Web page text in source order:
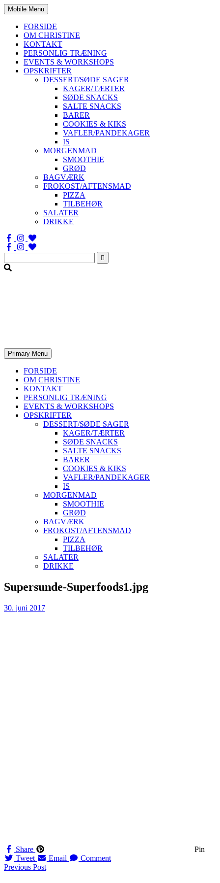
Mobile Menu
FORSIDE
OM CHRISTINE
KONTAKT
PERSONLIG TRÆNING
EVENTS & WORKSHOPS
OPSKRIFTER
DESSERT/SØDE SAGER
KAGER/TÆRTER
SØDE SNACKS
SALTE SNACKS
BARER
COOKIES & KIKS
VAFLER/PANDEKAGER
IS
MORGENMAD
SMOOTHIE
GRØD
BAGVÆRK
FROKOST/AFTENSMAD
PIZZA
TILBEHØR
SALATER
DRIKKE
Søg
efter:
Primary Menu
FORSIDE
OM CHRISTINE
KONTAKT
PERSONLIG TRÆNING
EVENTS & WORKSHOPS
OPSKRIFTER
DESSERT/SØDE SAGER
KAGER/TÆRTER
SØDE SNACKS
SALTE SNACKS
BARER
COOKIES & KIKS
VAFLER/PANDEKAGER
IS
MORGENMAD
SMOOTHIE
GRØD
BAGVÆRK
FROKOST/AFTENSMAD
PIZZA
TILBEHØR
SALATER
DRIKKE
Skip
to
Supersunde-Superfoods1.jpg
30. juni 2017
Share
Pin
Tweet
Email Comment
Navigation
Previous Post